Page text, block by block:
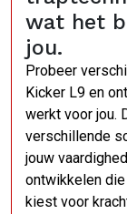
wat het
jou.
Probeer
Kicker L9 en
werkt voor jou.
verschillende
jouw
ontwikkelen
kiest voor